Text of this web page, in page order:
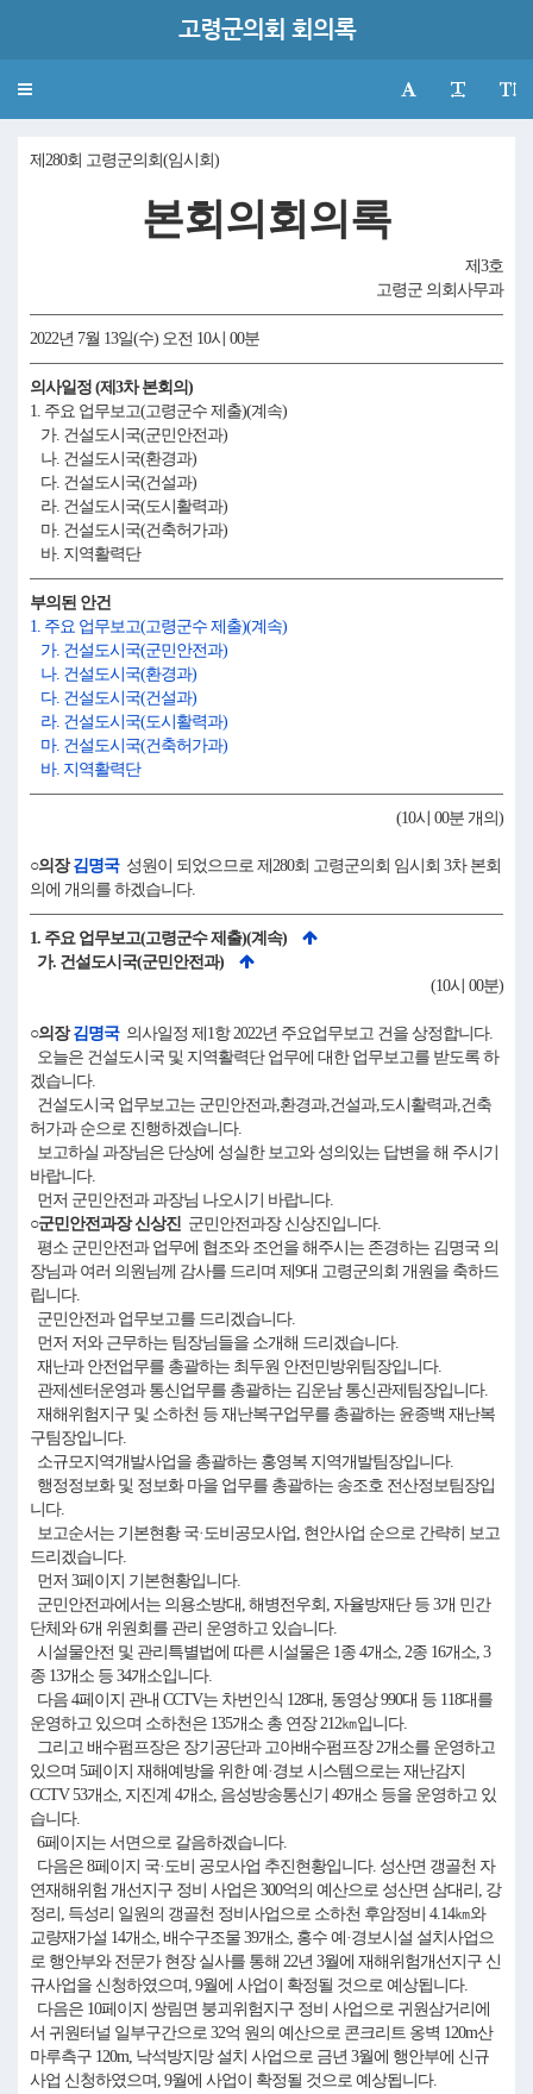
고령군의회 회의록
Toggle
제280회 고령군의회(임시회)
본회의회의록
제3호
고령군 의회사무과
2022년 7월 13일(수) 오전 10시 00분
의사일정 (제3차 본회의)
1. 주요 업무보고(고령군수 제출)(계속)
가. 건설도시국(군민안전과)
나. 건설도시국(환경과)
다. 건설도시국(건설과)
라. 건설도시국(도시활력과)
마. 건설도시국(건축허가과)
바. 지역활력단
부의된 안건
1. 주요 업무보고(고령군수 제출)(계속)
가. 건설도시국(군민안전과)
나. 건설도시국(환경과)
다. 건설도시국(건설과)
라. 건설도시국(도시활력과)
마. 건설도시국(건축허가과)
바. 지역활력단
(10시 00분 개의)
○의장김명국성원이 되었으므로 제280회 고령군의회 임시회 3차 본회
의에 개의를 하겠습니다.
1. 주요 업무보고(고령군수 제출)(계속)
가. 건설도시국(군민안전과)
(10시 00분)
○의장김명국의사일정 제1항 2022년 주요업무보고 건을 상정합니다.
오늘은 건설도시국 및 지역활력단 업무에 대한 업무보고를 받도록 하
겠습니다.
건설도시국 업무보고는 군민안전과,환경과,건설과,도시활력과,건축
허가과 순으로 진행하겠습니다.
보고하실 과장님은 단상에 성실한 보고와 성의있는 답변을 해 주시기
바랍니다.
먼저 군민안전과 과장님 나오시기 바랍니다.
○군민안전과장 신상진 군민안전과장 신상진입니다.
평소 군민안전과 업무에 협조와 조언을 해주시는 존경하는 김명국 의
장님과 여러 의원님께 감사를 드리며 제9대 고령군의회 개원을 축하드
립니다.
군민안전과 업무보고를 드리겠습니다.
먼저 저와 근무하는 팀장님들을 소개해 드리겠습니다.
재난과 안전업무를 총괄하는 최두원 안전민방위팀장입니다.
관제센터운영과 통신업무를 총괄하는 김운남 통신관제팀장입니다.
재해위험지구 및 소하천 등 재난복구업무를 총괄하는 윤종백 재난복
구팀장입니다.
소규모지역개발사업을 총괄하는 홍영복 지역개발팀장입니다.
행정정보화 및 정보화 마을 업무를 총괄하는 송조호 전산정보팀장입
니다.
보고순서는 기본현황 국·도비공모사업, 현안사업 순으로 간략히 보고
드리겠습니다.
먼저 3페이지 기본현황입니다.
군민안전과에서는 의용소방대, 해병전우회, 자율방재단 등 3개 민간
단체와 6개 위원회를 관리 운영하고 있습니다.
시설물안전 및 관리특별법에 따른 시설물은 1종 4개소, 2종 16개소, 3
종 13개소 등 34개소입니다.
다음 4페이지 관내 CCTV는 차번인식 128대, 동영상 990대 등 118대를
운영하고 있으며 소하천은 135개소 총 연장 212㎞입니다.
그리고 배수펌프장은 장기공단과 고아배수펌프장 2개소를 운영하고
있으며 5페이지 재해예방을 위한 예·경보 시스템으로는 재난감지
CCTV 53개소, 지진계 4개소, 음성방송통신기 49개소 등을 운영하고 있
습니다.
6페이지는 서면으로 갈음하겠습니다.
다음은 8페이지 국·도비 공모사업 추진현황입니다. 성산면 갱골천 자
연재해위험 개선지구 정비 사업은 300억의 예산으로 성산면 삼대리, 강
정리, 득성리 일원의 갱골천 정비사업으로 소하천 후암정비 4.14㎞와
교량재가설 14개소, 배수구조물 39개소, 홍수 예·경보시설 설치사업으
로 행안부와 전문가 현장 실사를 통해 22년 3월에 재해위험개선지구 신
규사업을 신청하였으며, 9월에 사업이 확정될 것으로 예상됩니다.
다음은 10페이지 쌍림면 붕괴위험지구 정비 사업으로 귀원삼거리에
서 귀원터널 일부구간으로 32억 원의 예산으로 콘크리트 옹벽 120m산
마루측구 120m, 낙석방지망 설치 사업으로 금년 3월에 행안부에 신규
사업 신청하였으며, 9월에 사업이 확정될 것으로 예상됩니다.